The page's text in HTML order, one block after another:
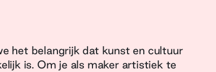
het belangrijk dat kunst en cultuur
is. Om je als maker artistiek te